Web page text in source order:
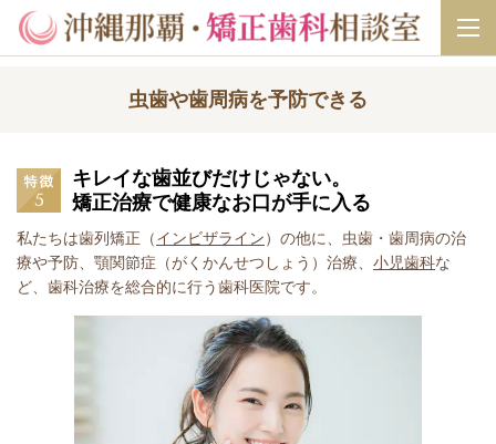
虫歯や歯周病を予防できる
キレイな歯並びだけじゃない。
矯正治療で健康なお口が手に入る
私たちは歯列矯正（インビザライン）の他に、虫歯・歯周病の治
療や予防、顎関節症（がくかんせつしょう）治療、 小児歯科な
ど、歯科治療を総合的に行う歯科医院です。